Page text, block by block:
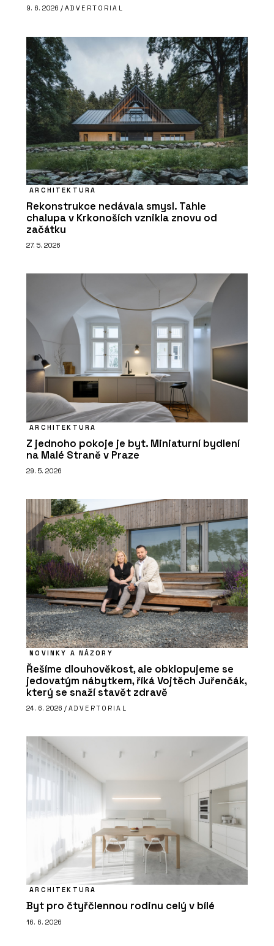
9. 6. 2026 / ADVERTORIAL
ARCHITEKTURA
Rekonstrukce nedávala smysl. Tahle
chalupa v Krkonoších vznikla znovu od
začátku
27. 5. 2026
ARCHITEKTURA
Z jednoho pokoje je byt. Miniaturní bydlení
na Malé Straně v Praze
29. 5. 2026
NOVINKY A NÁZORY
Řešíme dlouhověkost, ale obklopujeme se
jedovatým nábytkem, říká Vojtěch Juřenčák,
který se snaží stavět zdravě
24. 6. 2026 / ADVERTORIAL
ARCHITEKTURA
Byt pro čtyřčlennou rodinu celý v bílé
16. 6. 2026